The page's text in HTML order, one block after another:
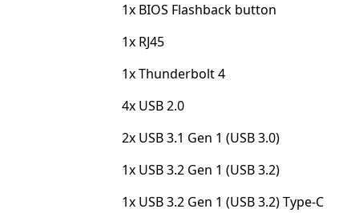
1x BIOS Flashback button
1x RJ45
1x Thunderbolt 4
4x USB 2.0
2x USB 3.1 Gen 1 (USB 3.0)
1x USB 3.2 Gen 1 (USB 3.2)
1x USB 3.2 Gen 1 (USB 3.2) Type-C